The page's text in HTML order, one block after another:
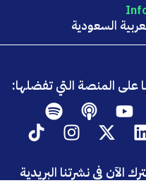
السعودية
الآن في نشرتنا البريدية
على المنصة التي تفضلها:
Youtube
Podcast
Spotify
Linkedin
X-
twitter
Instagram
Tiktok